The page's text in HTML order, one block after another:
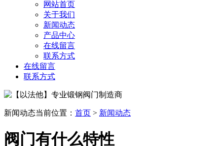
网站首页
关于我们
新闻动态
产品中心
在线留言
联系方式
在线留言
联系方式
新闻动态当前位置： 首页 > 新闻动态
阀门有什么特性